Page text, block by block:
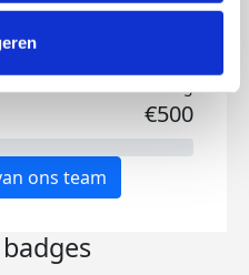
€500
ons team